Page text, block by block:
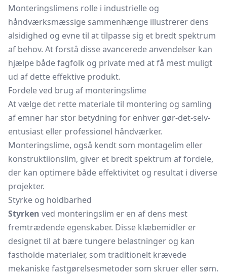
Monteringslimens rolle i industrielle og
håndværksmæssige sammenhænge illustrerer dens
alsidighed og evne til at tilpasse sig et bredt spektrum
af behov. At forstå disse avancerede anvendelser kan
hjælpe både fagfolk og private med at få mest muligt
ud af dette effektive produkt.
Fordele ved brug af monteringslime
At vælge det rette materiale til montering og samling
af emner har stor betydning for enhver gør-det-selv-
entusiast eller professionel håndværker.
Monteringslime, også kendt som montagelim eller
konstruktiionslim, giver et bredt spektrum af fordele,
der kan optimere både effektivitet og resultat i diverse
projekter.
Styrke og holdbarhed
Styrken ved monteringslim er en af dens mest
fremtrædende egenskaber. Disse klæbemidler er
designet til at bære tungere belastninger og kan
fastholde materialer, som traditionelt krævede
mekaniske fastgørelsesmetoder som skruer eller søm.